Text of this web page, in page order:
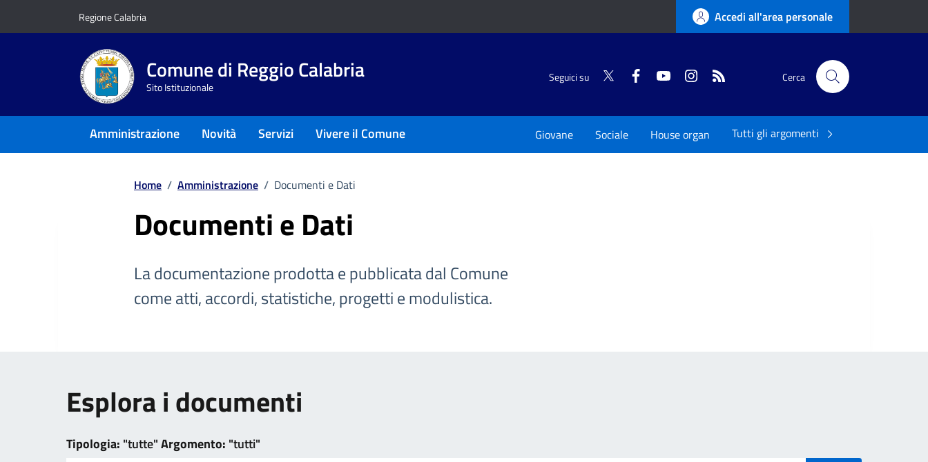
Regione Calabria Accedi all'area personale
Comune di Reggio Calabria
Sito Istituzionale
Seguici su Twitter FacebookYouTubeInstagram Cerca
Amministrazione Novità Servizi Vivere il Comune Giovane Sociale House organ Tutti gli argomenti
Home / Amministrazione / Documenti e Dati
Documenti e Dati
La documentazione prodotta e pubblicata dal Comune
come atti, accordi, statistiche, progetti e modulistica.
Esplora i documenti
Tipologia: "tutte"Argomento: "tutti"